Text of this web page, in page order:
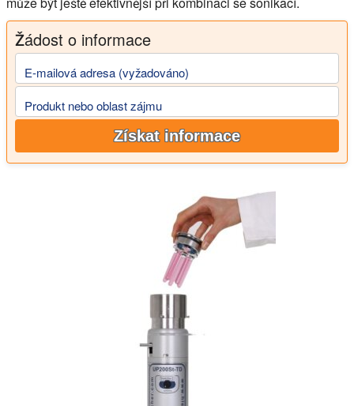
Žádost o informace
E-mailová adresa (vyžadováno)
Produkt nebo oblast zájmu
Získat informace